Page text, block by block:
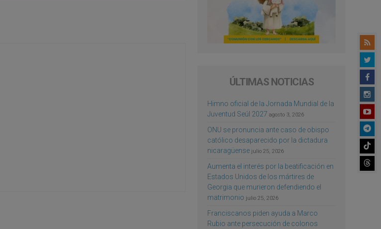
ÚLTIMAS NOTICIAS
Himno oficial de la Jornada Mundial de la
Juventud Seúl 2027 agosto 3, 2026
ONU se pronuncia ante caso de obispo
católico desaparecido por la dictadura
nicaragüense julio 25, 2026
Aumenta el interés por la beatificación en
Estados Unidos de los mártires de
Georgia que murieron defendiendo el
matrimonio julio 25, 2026
Franciscanos piden ayuda a Marco
Rubio ante persecución de colonos